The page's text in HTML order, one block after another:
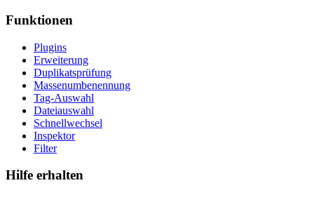
Funktionen
Plugins
Erweiterung
Duplikatsprüfung
Massenumbenennung
Tag-Auswahl
Dateiauswahl
Schnellwechsel
Inspektor
Filter
Hilfe erhalten